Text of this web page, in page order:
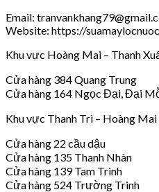
Email:
Website: https://
Khu vực Hoàng Mai – Thanh
Cửa hàng 384 Quang Trung
Cửa hàng 164 Ngọc Đại, Đại
Khu vực Thanh Trì – Hoàng
Cửa hàng 22 cầu dậu
Cửa hàng 135 Thanh Nhàn
Cửa hàng 139 Tam Trinh
Cửa hàng 524 Trường Trinh